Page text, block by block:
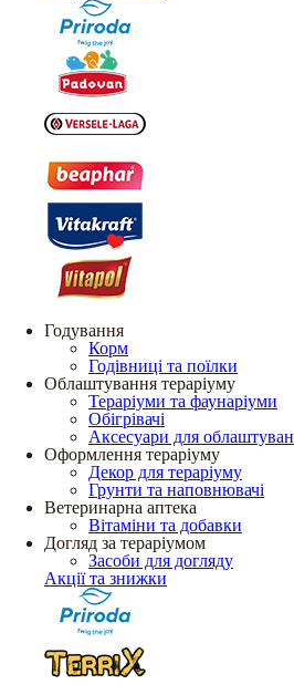
Годування
Корм
Годівниці та поїлки
Облаштування тераріуму
Тераріуми та фаунаріуми
Обігрівачі
Аксесуари для
Оформлення тераріуму
Декор для тераріуму
Грунти та наповнювачі
Ветеринарна аптека
Вітаміни та добавки
Догляд за тераріумом
Засоби для догляду
Акції та знижки